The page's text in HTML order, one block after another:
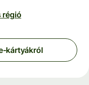
régió
kártyákról